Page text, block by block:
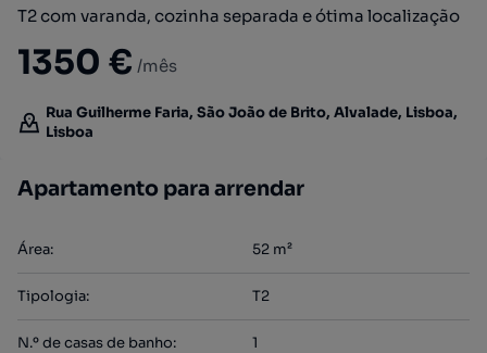
T2 com varanda, cozinha separada e ótima localização
1350 € /mês
Rua Guilherme Faria, São João de Brito, Alvalade, Lisboa,
Lisboa
Apartamento para arrendar
Área: 52 m²
Tipologia: T2
N.º de casas de banho: 1